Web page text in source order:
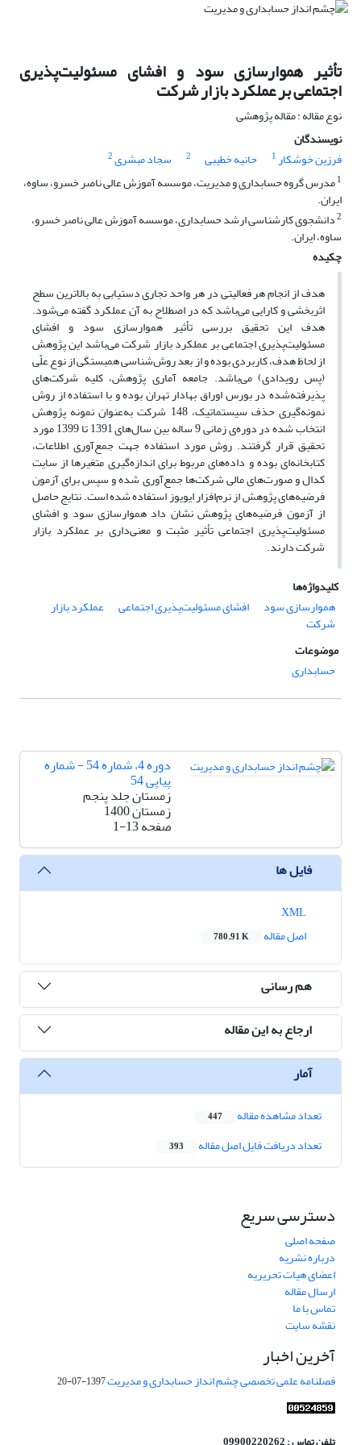
تأثیر هموارسازی سود و افشای مسئولیت‌پذیری
اجتماعی بر عملکرد بازار شرکت
نوع مقاله : مقاله پژوهشی
نویسندگان
فرزین خوشکار1 حانیه خطیبی 2 سجاد مبشری2
1مدرس گروه حسابداری و مدیریت، موسسه آموزش عالی ناصر خسرو، ساوه،
ایران.
2دانشجوی کارشناسی ارشد حسابداری، موسسه آموزش عالی ناصر خسرو،
ساوه، ایران.
چکیده
هدف از انجام هر فعالیتی در هر واحد تجاری دستیابی به بالاترین سطح
اثربخشی و کارایی می‌باشد که در اصطلاح به آن عملکرد گفته می‌شود.
هدف این تحقیق بررسی تأثیر هموارسازی سود و افشای
مسئولیت‌پذیری اجتماعی بر عملکرد بازار شرکت می‌باشد این پژوهش
از لحاظ هدف، کاربردی بوده و از بعد روش‌شناسی همبستگی از نوع علّی
(پس رویدادی) می‌باشد. جامعه آماری پژوهش، کلیه شرکت‌های
پذیرفته‌شده در بورس اوراق بهادار تهران بوده و با استفاده از روش
نمونه‌گیری حذف سیستماتیک، 148 شرکت به‌عنوان نمونه پژوهش
انتخاب شده در دوره‌ی زمانی 9 ساله بین سال‌های 1391 تا 1399 مورد
تحقیق قرار گرفتند. روش مورد استفاده جهت جمع‌آوری اطلاعات،
کتابخانه‌ای بوده و داده‌های مربوط برای اندازه‌گیری متغیرها از سایت
کدال و صورت‌های مالی شرکت‌ها جمع‌آوری شده و سپس برای آزمون
فرضیه‌های پژوهش از نرم‌افزار ایویوز استفاده شده است. نتایج حاصل
از آزمون فرضیه‌های پژوهش نشان داد هموارسازی سود و افشای
مسئولیت‌پذیری اجتماعی تأثیر مثبت و معنی‌داری بر عملکرد بازار
شرکت دارند.
کلیدواژه‌ها
هموارسازی سود
افشای مسئولیت‌پذیری اجتماعی عملکرد بازار
شرکت
موضوعات
حسابداری
دوره 4، شماره 54 - شماره
پیاپی 54
زمستان جلد پنجم
زمستان 1400
صفحه1-13
فایل ها
اصل مقاله
780.91 K
هم رسانی
ارجاع به این مقاله
آمار
تعداد مشاهده مقاله 447
تعداد دریافت فایل اصل مقاله 393
دسترسی سریع
صفحه اصلی
درباره نشریه
اعضای هیات تحریریه
ارسال مقاله
تماس با ما
نقشه سایت
آخرین اخبار
فصلنامه علمی تخصصی چشم انداز حسابداری و مدیریت1397-07-20